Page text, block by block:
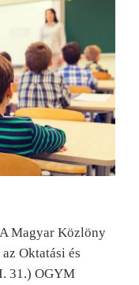
Magyar Közlöny
Oktatási és
31.) OGYM